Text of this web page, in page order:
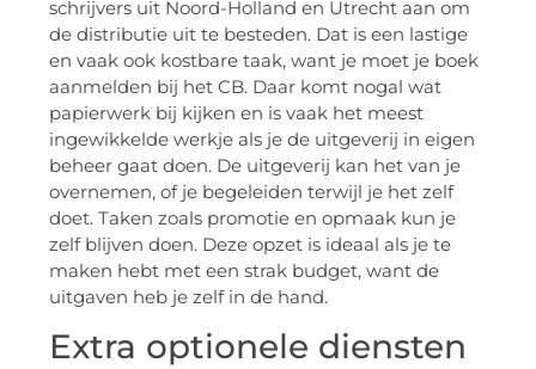
schrijvers uit Noord-Holland en Utrecht aan om
de distributie uit te besteden. Dat is een lastige
en vaak ook kostbare taak, want je moet je boek
aanmelden bij het CB. Daar komt nogal wat
papierwerk bij kijken en is vaak het meest
ingewikkelde werkje als je de uitgeverij in eigen
beheer gaat doen. De uitgeverij kan het van je
overnemen, of je begeleiden terwijl je het zelf
doet. Taken zoals promotie en opmaak kun je
zelf blijven doen. Deze opzet is ideaal als je te
maken hebt met een strak budget, want de
uitgaven heb je zelf in de hand.
Extra optionele diensten